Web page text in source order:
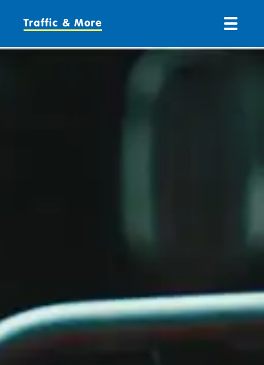
Traffic & More